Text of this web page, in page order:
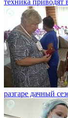
разгаре дачный